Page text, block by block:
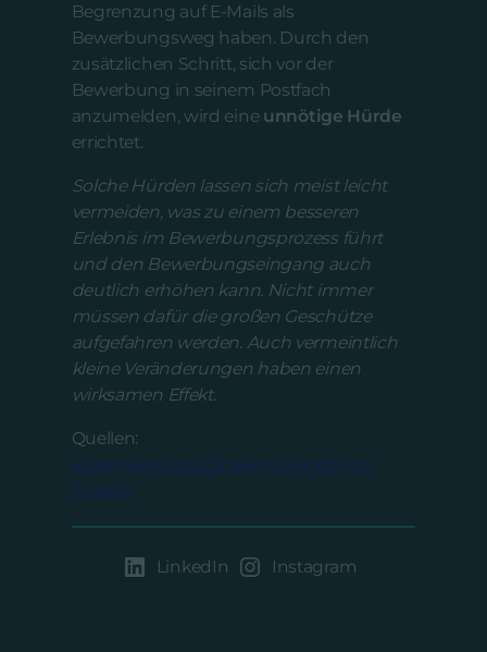
Begrenzung auf E-Mails als
Bewerbungsweg haben. Durch den
zusätzlichen Schritt, sich vor der
Bewerbung in seinem Postfach
anzumelden, wird eine unnötige Hürde
errichtet.
Solche Hürden lassen sich meist leicht
vermeiden, was zu einem besseren
Erlebnis im Bewerbungsprozess führt
und den Bewerbungseingang auch
deutlich erhöhen kann. Nicht immer
müssen dafür die großen Geschütze
aufgefahren werden. Auch vermeintlich
kleine Veränderungen haben einen
wirksamen Effekt.
Quellen:
Visitenkarte und Shaking Hands von
Freepik
LinkedIn Instagram